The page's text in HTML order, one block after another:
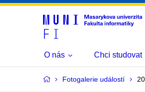
O nás Chci studovat
Fotogalerie událostí